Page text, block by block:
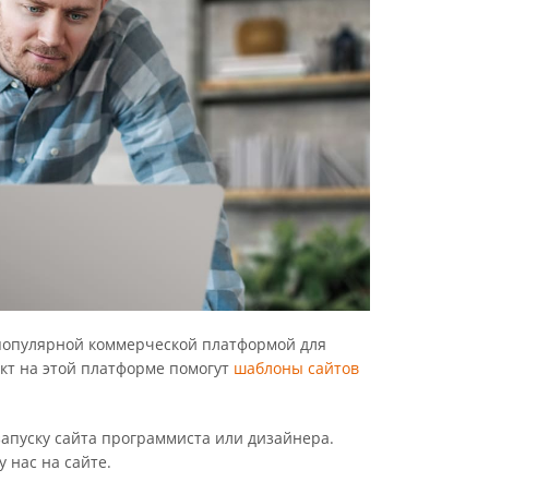
коммерческой платформой для
на этой платформе помогут шаблоны сайтов
сайта программиста или дизайнера.
нас на сайте.